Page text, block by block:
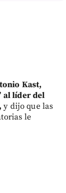
Kast,
al líder del
y dijo que las
le